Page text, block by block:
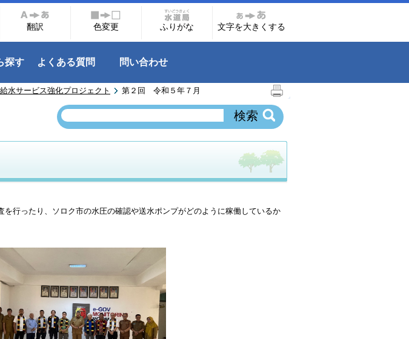
翻訳 色変更 ふりがな 文字を大きくする
探す よくある質問 問い合わせ
水サービス強化プロジェクト 第２回 令和５年７月
行ったり、ソロク市の水圧の確認や送水ポンプがどのように稼働しているか